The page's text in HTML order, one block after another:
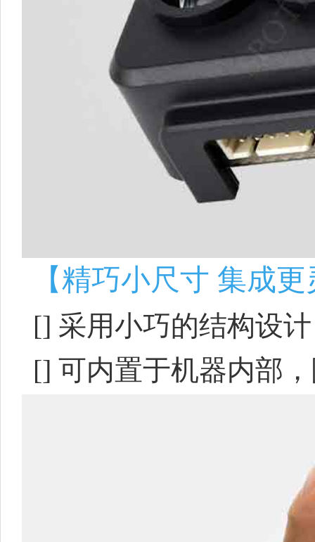
【精巧小尺寸 集成
[] 采用小巧的结构设
[] 可内置于机器内部